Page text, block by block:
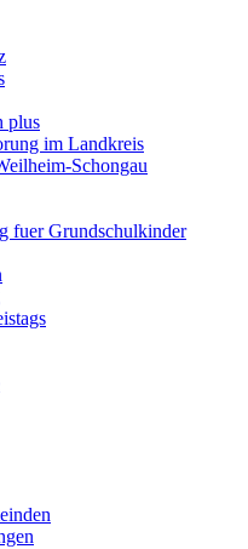
plus
im Landkreis
Schongau
fuer Grundschulkinder